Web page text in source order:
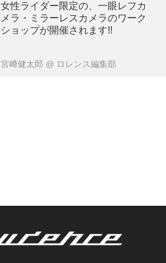
女性ライダー限定の、一眼レフカ
メラ・ミラーレスカメラのワーク
ショップが開催されます!!
宮﨑健太郎 @ ロレンス編集部